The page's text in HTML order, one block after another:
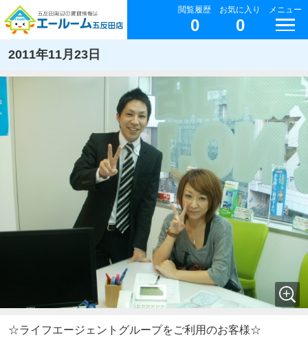
閲覧履歴
0
お気に入り
0
メニュー
2011年11月23日
☆ライフエージェントグループをご利用のお客様☆